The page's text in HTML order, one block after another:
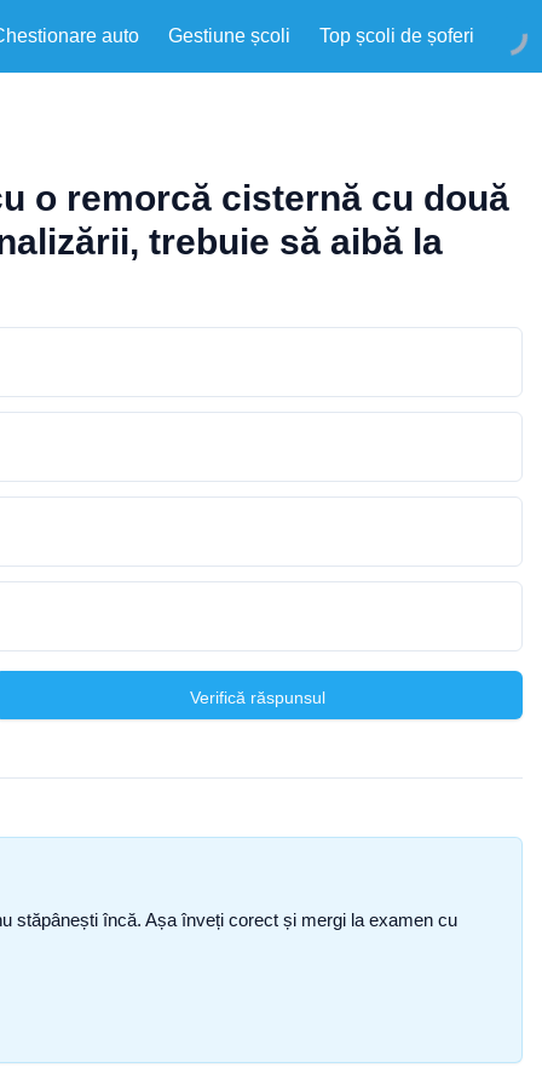
auto Gestiune școli Top școli de șoferi
o remorcă cisternă cu două
trebuie să aibă la
Verifică răspunsul
stăpânești încă. Așa înveți corect și mergi la examen cu